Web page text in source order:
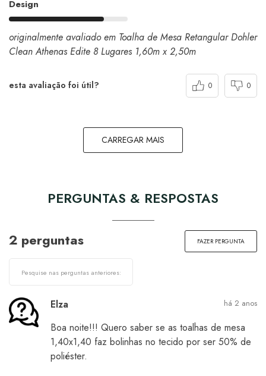
Design
originalmente avaliado em Toalha de Mesa Retangular Dohler
Clean Athenas Edite 8 Lugares 1,60m x 2,50m
esta avaliação foi útil? 0 0
CARREGAR MAIS
PERGUNTAS & RESPOSTAS
2 perguntas FAZER PERGUNTA
Elza há 2 anos
Boa noite!!! Quero saber se as toalhas de mesa
1,40x1,40 faz bolinhas no tecido por ser 50% de
poliéster.